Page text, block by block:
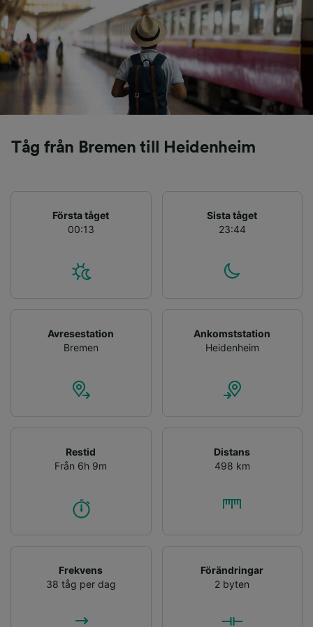
Tåg från Bremen till Heidenheim
Första tåget
00:13
Sista tåget
23:44
Avresestation
Bremen
Ankomststation
Heidenheim
Restid
Från 6h 9m
Distans
498 km
Frekvens
38 tåg per dag
Förändringar
2 byten
tillhandahålla:
Använda exakta uppgifter om geografisk
positionering. Aktivt läsa av enhetens
egenskaper för identifieringsändamål. Lagra
och/eller få åtkomst till information på en
enhet. Personanpassad reklam och innehåll,
reklam- och innehållsmätning, forskning
angående målgrupp och tjänsteutveckling.